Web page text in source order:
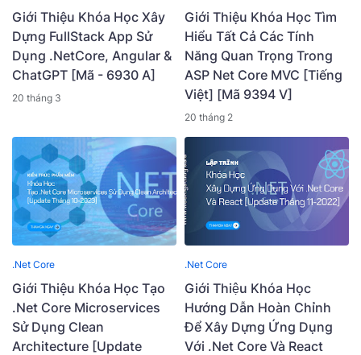
Giới Thiệu Khóa Học Xây
Dựng FullStack App Sử
Dụng .NetCore, Angular &
ChatGPT [Mã - 6930 A]
20 tháng 3
Giới Thiệu Khóa Học Tìm
Hiểu Tất Cả Các Tính
Năng Quan Trọng Trong
ASP Net Core MVC [Tiếng
Việt] [Mã 9394 V]
20 tháng 2
.Net Core
Giới Thiệu Khóa Học Tạo
.Net Core Microservices
Sử Dụng Clean
Architecture [Update
.Net Core
Giới Thiệu Khóa Học
Hướng Dẫn Hoàn Chỉnh
Để Xây Dựng Ứng Dụng
Với .Net Core Và React